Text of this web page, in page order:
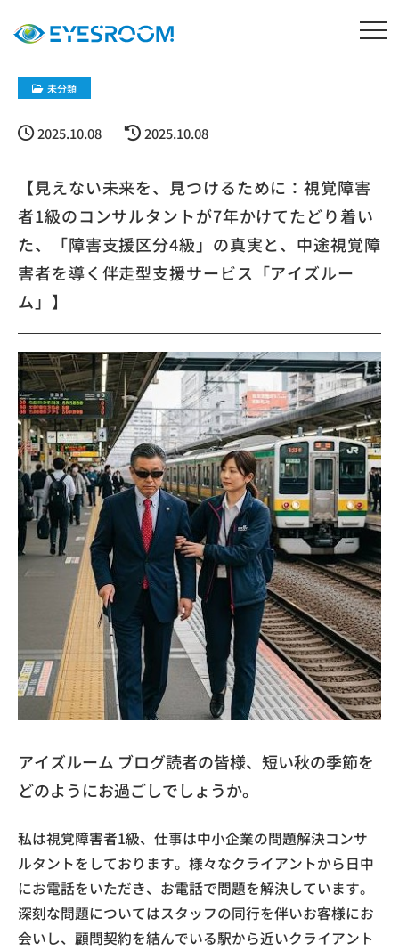
未分類
2025.10.08 2025.10.08
【見えない未来を、見つけるために：視覚障害
者1級のコンサルタントが7年かけてたどり着い
た、「障害支援区分4級」の真実と、中途視覚障
害者を導く伴走型支援サービス「アイズルー
ム」】
アイズルーム ブログ読者の皆様、短い秋の季節を
どのようにお過ごしでしょうか。
私は視覚障害者1級、仕事は中小企業の問題解決コンサ
ルタントをしております。様々なクライアントから日中
にお電話をいただき、お電話で問題を解決しています。
深刻な問題についてはスタッフの同行を伴いお客様にお
会いし、顧問契約を結んでいる駅から近いクライアント